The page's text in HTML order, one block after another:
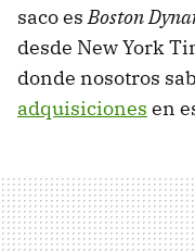
saco esBoston
desde New York
donde nosotros
adquisiciones en